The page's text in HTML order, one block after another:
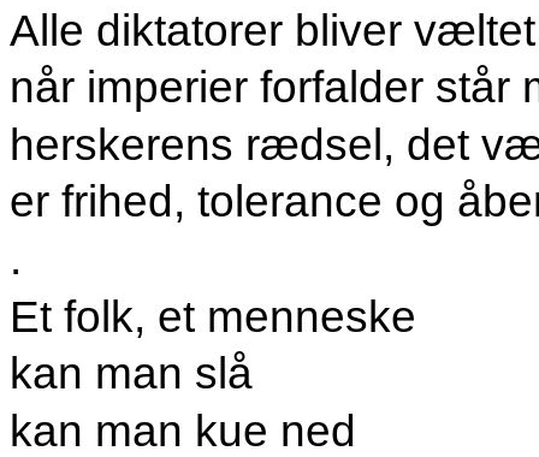
Alle diktatorer bliver
når imperier forfalder står
herskerens rædsel, det
er frihed, tolerance og
.
Et folk, et menneske
kan man slå
kan man kue ned